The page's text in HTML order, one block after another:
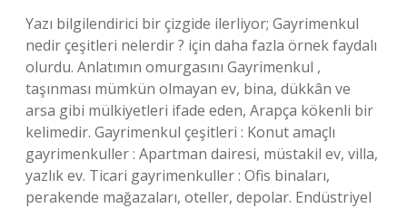
Yazı bilgilendirici bir çizgide ilerliyor; Gayrimenkul
nedir çeşitleri nelerdir ? için daha fazla örnek faydalı
olurdu. Anlatımın omurgasını Gayrimenkul ,
taşınması mümkün olmayan ev, bina, dükkân ve
arsa gibi mülkiyetleri ifade eden, Arapça kökenli bir
kelimedir. Gayrimenkul çeşitleri : Konut amaçlı
gayrimenkuller : Apartman dairesi, müstakil ev, villa,
yazlık ev. Ticari gayrimenkuller : Ofis binaları,
perakende mağazaları, oteller, depolar. Endüstriyel